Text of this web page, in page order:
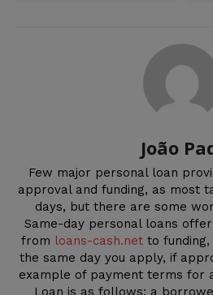
João
Few major personal loan
approval and funding, as most
days, but there are some
Same-day personal loans
from loans-cash.net to
the same day you apply, if
example of payment terms for
Loan is as follows: a